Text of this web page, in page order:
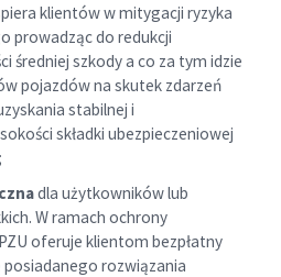
klientów w mitygacji ryzyka
prowadząc do redukcji
średniej szkody a co za tym idzie
pojazdów na skutek zdarzeń
stabilnej i
składki ubezpieczeniowej
dla użytkowników lub
W ramach ochrony
oferuje klientom bezpłatny
rozwiązania